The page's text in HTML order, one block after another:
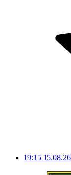
19:15 15.08.26